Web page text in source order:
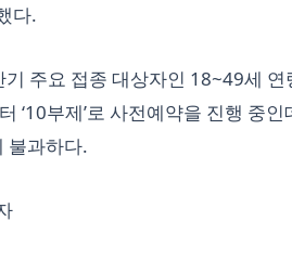
다.
기 주요 접종 대상자인 18~49세
‘10부제’로 사전예약을 진행 중
불과하다.